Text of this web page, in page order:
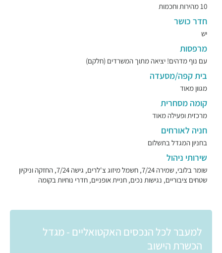
10 מהירות וחכמות
חדר כושר
יש
מרפסות
עם נוף מדהים! יציאה מתוך המשרדים (חלקם)
בית קפה/מסעדה
מגוון מאוד
קומה מסחרית
מרכזית ופעילה מאוד
חניה לאורחים
בחניון המגדל בתשלום
שירותי ניהול
שומר בלובי, שמירה 7/24, חשמל מיזוג צ'לרים, גישה 7/24, החזקה וניקיון
שטחים ציבוריים, נגישות נכים, חניית אופניים, חדרי נוחיות בקומה
למעבר לכל הנכסים האקטואליים - מגדל
הכשרת הישוב